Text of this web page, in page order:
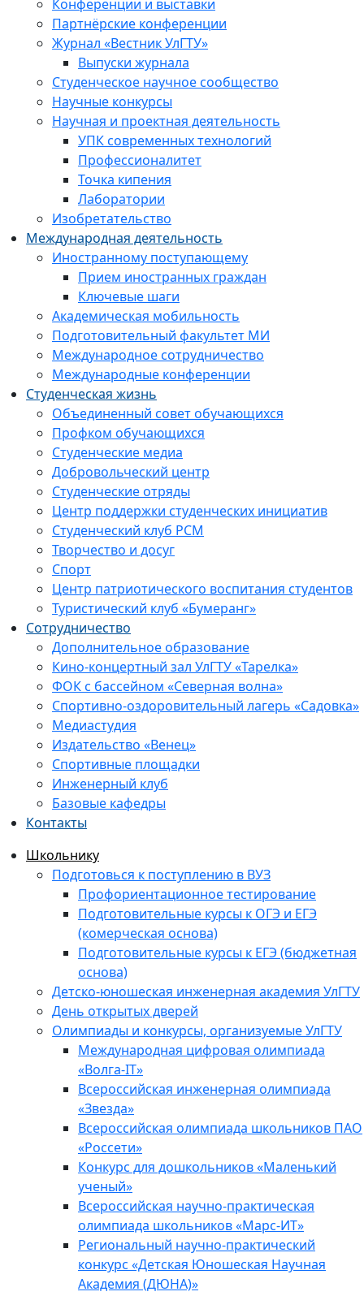
Конференции и выставки
Партнёрские конференции
Журнал «Вестник УлГТУ»
Выпуски журнала
Студенческое научное сообщество
Научные конкурсы
Научная и проектная деятельность
УПК современных технологий
Профессионалитет
Точка кипения
Лаборатории
Изобретательство
Международная деятельность
Иностранному поступающему
Прием иностранных граждан
Ключевые шаги
Академическая мобильность
Подготовительный факультет МИ
Международное сотрудничество
Международные конференции
Студенческая жизнь
Объединенный совет обучающихся
Профком обучающихся
Студенческие медиа
Добровольческий центр
Студенческие отряды
Центр поддержки студенческих инициатив
Студенческий клуб РСМ
Творчество и досуг
Спорт
Центр патриотического воспитания студентов
Туристический клуб «Бумеранг»
Сотрудничество
Дополнительное образование
Кино-концертный зал УлГТУ «Тарелка»
ФОК с бассейном «Северная волна»
Спортивно-оздоровительный лагерь «Садовка»
Медиастудия
Издательство «Венец»
Спортивные площадки
Инженерный клуб
Базовые кафедры
Контакты
Школьнику
Подготовься к поступлению в ВУЗ
Профориентационное тестирование
Подготовительные курсы к ОГЭ и ЕГЭ
(комерческая основа)
Подготовительные курсы к ЕГЭ (бюджетная
основа)
Детско-юношеская инженерная академия УлГТУ
День открытых дверей
Олимпиады и конкурсы, организуемые УлГТУ
Международная цифровая олимпиада
«Волга-IT»
Всероссийская инженерная олимпиада
«Звезда»
Всероссийская олимпиада школьников ПАО
«Россети»
Конкурс для дошкольников «Маленький
ученый»
Всероссийская научно-практическая
олимпиада школьников «Марс-ИТ»
Региональный научно-практический
конкурс «Детская Юношеская Научная
Академия (ДЮНА)»